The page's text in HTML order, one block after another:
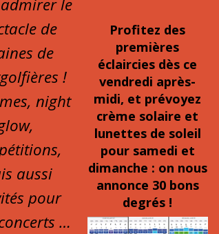
le
de
de
!
night
aussi
pour
…
Profitez des
premières
éclaircies dès ce
vendredi après-
midi, et prévoyez
crème solaire et
lunettes de soleil
pour samedi et
dimanche : on nous
annonce 30 bons
degrés !